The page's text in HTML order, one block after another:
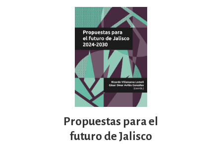
Propuestas para el
futuro de Jalisco